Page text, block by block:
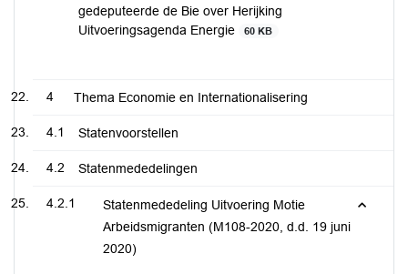
gedeputeerde de Bie over Herijking
Uitvoeringsagenda Energie
60 KB
4 Thema Economie en Internationalisering
4.1 Statenvoorstellen
4.2 Statenmededelingen
4.2.1
Statenmededeling Uitvoering Motie
Arbeidsmigranten (M108-2020, d.d. 19 juni
2020)